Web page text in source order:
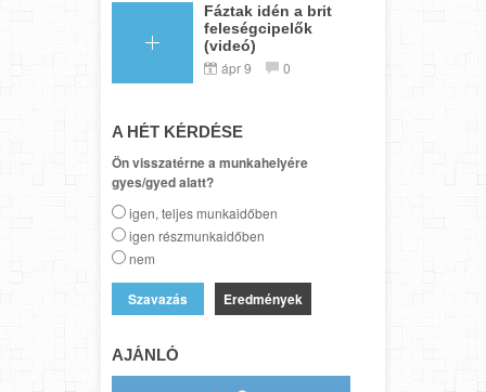
Fáztak idén a brit
feleségcipelők
(videó)
ápr 9 0
A HÉT KÉRDÉSE
Ön visszatérne a munkahelyére
gyes/gyed alatt?
igen, teljes munkaidőben
igen részmunkaidőben
nem
Eredmények
AJÁNLÓ